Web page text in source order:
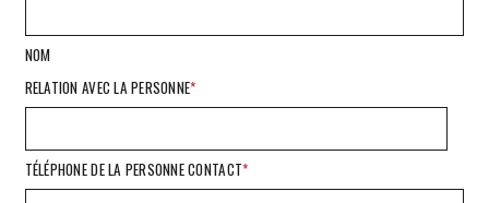
NOM
RELATION AVEC LA PERSONNE*
TÉLÉPHONE DE LA PERSONNE CONTACT*